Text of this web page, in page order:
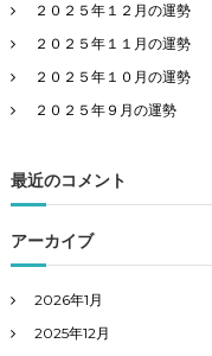
２０２５年１２月の運勢
２０２５年１１月の運勢
２０２５年１０月の運勢
２０２５年９月の運勢
最近のコメント
アーカイブ
2026年1月
2025年12月